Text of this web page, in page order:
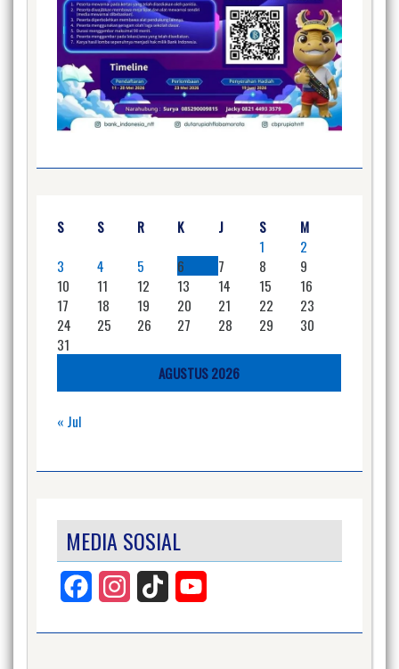
AGUSTUS 2026
S S R K J S
M
1
2
3
4 5 6 7 8
9
10
11 12 13 14 15
16
17
18 19 20 21 22
23
24
25 26 27 28 29
30
31
« Jul
MEDIA SOSIAL
Facebook InstagramTikTok